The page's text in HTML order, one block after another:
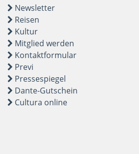
Newsletter
Reisen
Kultur
Mitglied werden
Kontaktformular
Previ
Pressespiegel
Dante-Gutschein
Cultura online